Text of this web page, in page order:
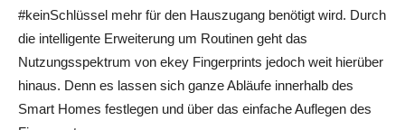
#keinSchlüssel mehr für den Hauszugang benötigt wird. Durch
die intelligente Erweiterung um Routinen geht das
Nutzungsspektrum von ekey Fingerprints jedoch weit hierüber
hinaus. Denn es lassen sich ganze Abläufe innerhalb des
Smart Homes festlegen und über das einfache Auflegen des